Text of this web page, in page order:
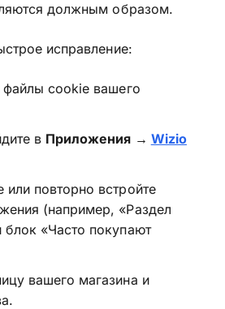
должным образом.
исправление:
файлы cookie вашего
в Приложения → Wizio
или повторно встройте
(например, «Раздел
блок «Часто покупают
вашего магазина и